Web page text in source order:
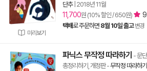
미리보기
단추| 2018년 11월
11,700원 (10% 할인 / 650원)
택배로 주문하면 8월 10일 출고 변경
파닉스 무작정 따라하기 - 문
총정리하기, 개정판-무작정 따라하